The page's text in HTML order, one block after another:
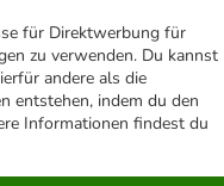
für Direktwerbung für
zu verwenden. Du kannst
andere als die
entstehen, indem du den
Informationen findest du